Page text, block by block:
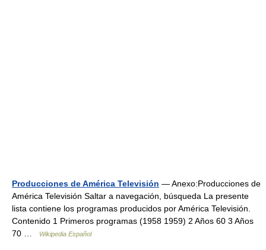
Producciones de América Televisión — Anexo:Producciones de
América Televisión Saltar a navegación, búsqueda La presente
lista contiene los programas producidos por América Televisión.
Contenido 1 Primeros programas (1958 1959) 2 Años 60 3 Años
70 …
Wikipedia Español